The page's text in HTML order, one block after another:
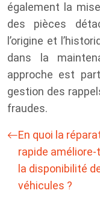
également la
des pièces
l’origine et
dans la
approche est
gestion des
fraudes.
En quoi la
rapide améliore-
la disponibilité
véhicules ?